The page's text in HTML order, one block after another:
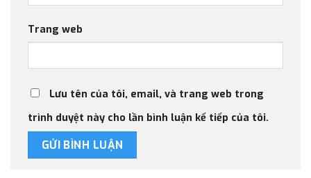
Trang web
Lưu tên của tôi, email, và trang web trong
trình duyệt này cho lần bình luận kế tiếp của tôi.